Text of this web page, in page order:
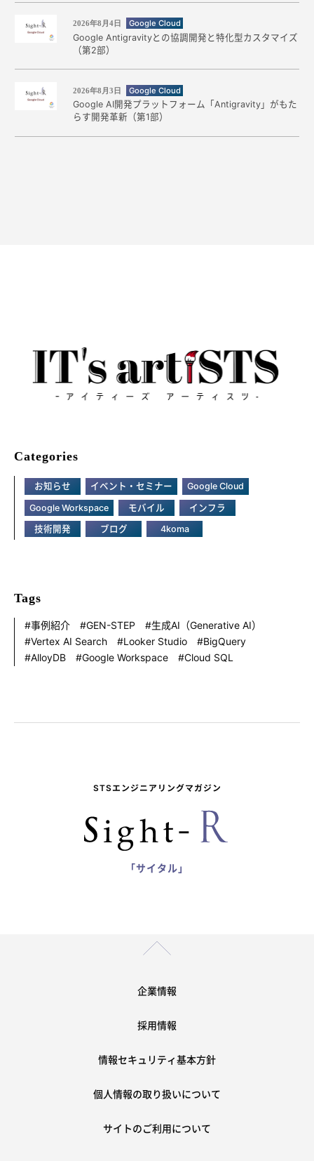
2026年8月4日 Google Cloud
Google Antigravityとの協調開発と特化型カスタマイズ
（第2部）
2026年8月3日 Google Cloud
Google AI開発プラットフォーム「Antigravity」がもた
らす開発革新（第1部）
Categories
お知らせ イベント・セミナー Google Cloud
Google Workspace モバイル インフラ
技術開発 ブログ 4koma
Tags
事例紹介 GEN-STEP
生成AI（Generative AI）
Vertex AI Search
Looker Studio
BigQuery
AlloyDB
Google Workspace Cloud SQL
STSエンジニアリングマガジン
「サイタル」
企業情報
採用情報
情報セキュリティ基本方針
個人情報の取り扱いについて
サイトのご利用について